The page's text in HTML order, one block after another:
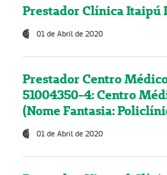
Prestador Clínica Itaipú
01 de Abril de 2020
Prestador Centro
51004350-4: Centro
(Nome Fantasia:
01 de Abril de 2020